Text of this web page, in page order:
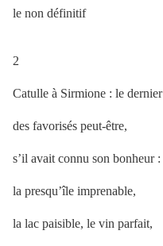
le non définitif
2
Catulle à Sirmione : le dernier
des favorisés peut-être,
s’il avait connu son bonheur :
la presqu’île imprenable,
la lac paisible, le vin parfait,